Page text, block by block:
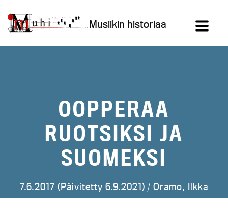
sisältöön
Musiikin historiaa
OOPPERAA
RUOTSIKSI JA
SUOMEKSI
7.6.2017 (Päivitetty 6.9.2021) / Oramo, Ilkka